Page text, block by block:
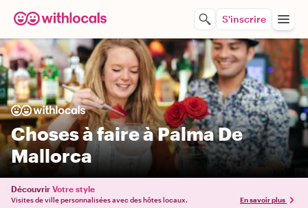
S'inscrire
Choses à faire à Palma De
Mallorca
Découvrir Votre style
Visites de ville personnalisées avec des hôtes locaux. En savoir plus